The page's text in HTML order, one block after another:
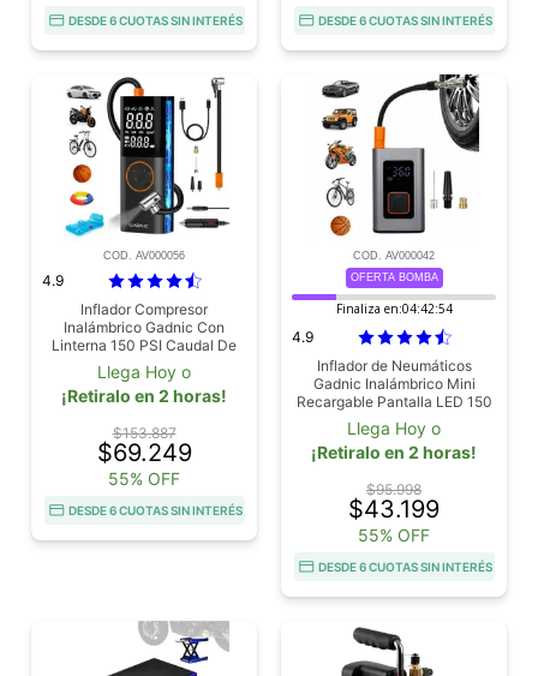
DESDE 6 CUOTAS SIN INTERÉS DESDE 6 CUOTAS SIN INTERÉS
COD. AV000056
4.9
Inflador Compresor
Inalámbrico Gadnic Con
Linterna 150 PSI Caudal De
Aire 19L/Min Batería 6000
mAh
Llega Hoy o
¡Retiralo en 2 horas!
$153.887
$69.249
55% OFF
DESDE 6 CUOTAS SIN INTERÉS
COD. AV000042
OFERTA BOMBA
Finaliza en:04:42:53
4.9
Inflador de Neumáticos
Gadnic Inalámbrico Mini
Recargable Pantalla LED 150
PSI Potencia 80W Batería
4000 mAh
Llega Hoy o
¡Retiralo en 2 horas!
$95.998
$43.199
55% OFF
DESDE 6 CUOTAS SIN INTERÉS